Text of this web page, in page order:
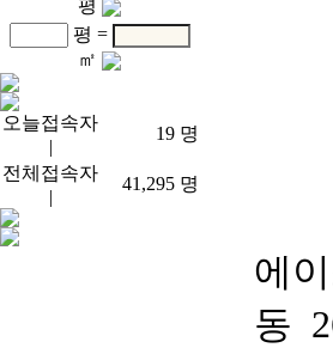
평
평 =
㎡
오늘접속자
|
19 명
전체접속자
|
41,295 명
에
동